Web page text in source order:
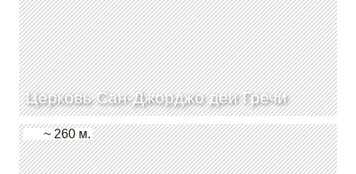
Церковь Сан-Джорджо деи Гречи
~ 260 м.